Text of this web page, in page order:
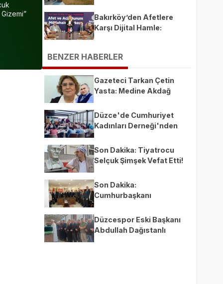
Görüyor
Bakırköy’den Afetlere
Karşı Dijital Hamle:
BENZER HABERLER
Gazeteci Tarkan Çetin
Yasta: Medine Akdağ
Düzce'de Cumhuriyet
Kadınları Derneği'nden
ve Faaliyetler Masaya
Yatırıldı!
Son Dakika: Tiyatrocu
Selçuk Şimşek Vefat Etti!
Son Dakika:
Cumhurbaşkanı
Düzce Çıkarması!
Düzcespor Eski Başkanı
Abdullah Dağıstanlı